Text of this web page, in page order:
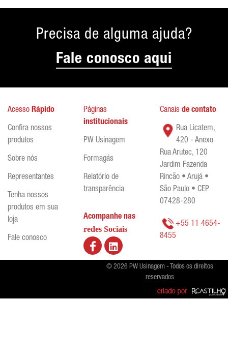
Precisa de alguma ajuda?
Fale conosco aqui
Acesso Rápido
Confira nossos
produtos
Sobre nós
Representantes
Tenha nossos
produtos em sua
loja
Fale conosco
Páginas
institucionais
PW Usinagem
Formagás
Relatório de
transparência
Acompanhe nas
redes Sociais
Canais de contato
Rua Licatem,
420 - Anexo
Rua Arutec, 120
Jardim Fazenda
Rincão • Arujá •
São Paulo • CEP
07428-280
+55 11 4654-
8455
© 2026 PW Usinagem - Todos os direitos
reservados